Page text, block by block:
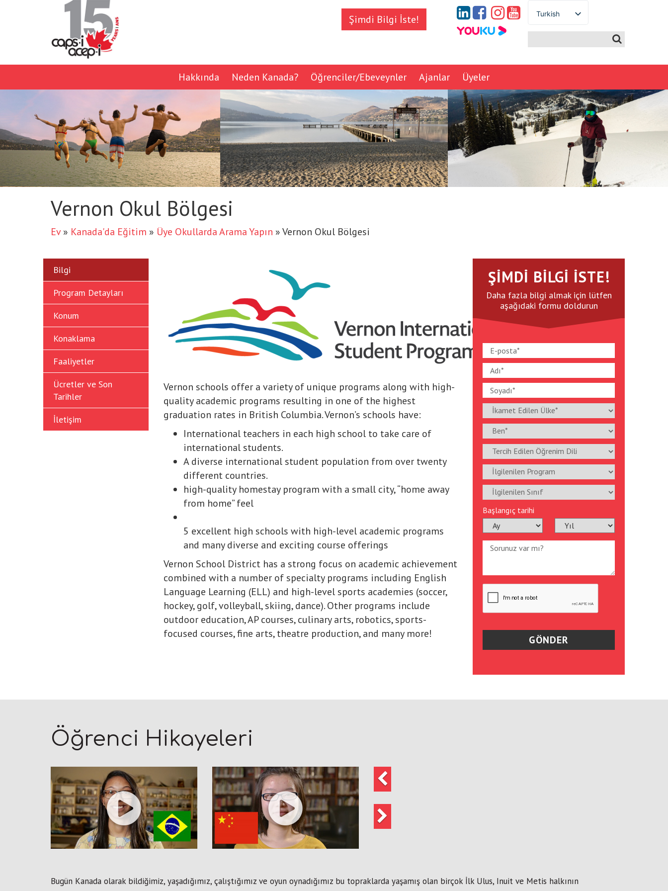
Şimdi Bilgi İste!
Turkish
Portuguese
Arabic
Russian
Japanese
Thai
Hakkında Neden Kanada? Öğrenciler/Ebeveynler Ajanlar Üyeler
Vernon Okul Bölgesi
Ev» Kanada'da Eğitim » Üye Okullarda Arama Yapın »Vernon Okul Bölgesi
Bilgi
Program Detayları
Konum
Konaklama
Faaliyetler
Ücretler ve Son
Tarihler
İletişim
Vernon schools offer a variety of unique programs along with high-
quality academic programs resulting in one of the highest
graduation rates in British Columbia. Vernon’s schools have:
International teachers in each high school to take care of
international students.
A diverse international student population from over twenty
different countries.
high-quality homestay program with a small city, “home away
from home” feel
5 excellent high schools with high-level academic programs
and many diverse and exciting course offerings
Vernon School District has a strong focus on academic achievement
combined with a number of specialty programs including English
Language Learning (ELL) and high-level sports academies (soccer,
hockey, golf, volleyball, skiing, dance). Other programs include
outdoor education, AP courses, culinary arts, robotics, sports-
focused courses, fine arts, theatre production, and many more!
ŞIMDI BILGI İSTE!
Daha fazla bilgi almak için lütfen
aşağıdaki formu doldurun
Başlangıç tarihi
Öğrenci Hikayeleri
Önceki
Sonraki
Bugün Kanada olarak bildiğimiz, yaşadığımız, çalıştığımız ve oyun oynadığımız bu topraklarda yaşamış olan birçok İlk Ulus, Inuit ve Metis halkının